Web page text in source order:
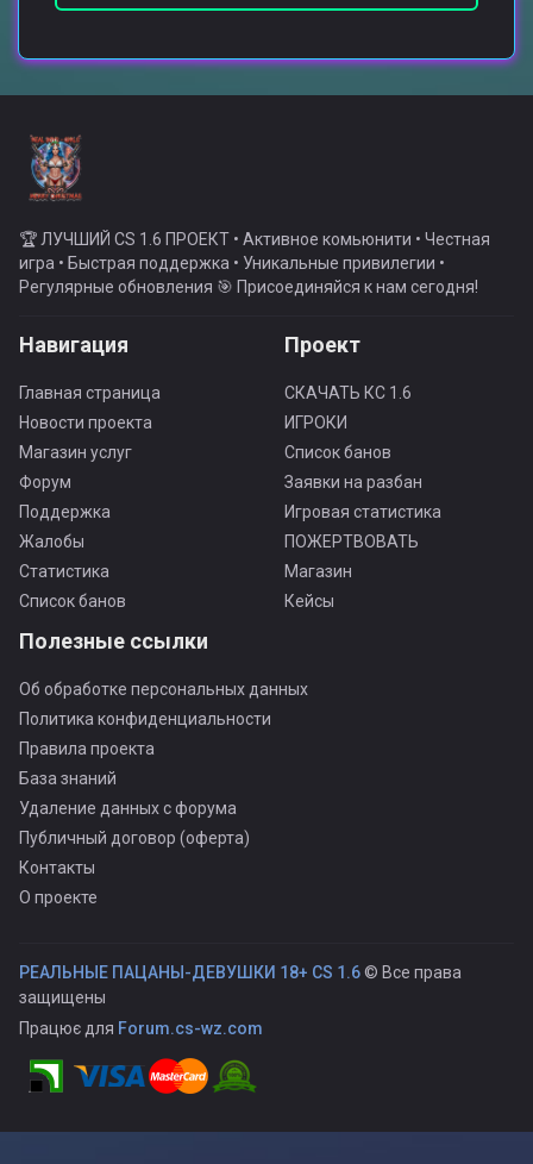
🏆 ЛУЧШИЙ CS 1.6 ПРОЕКТ • Активное комьюнити • Честная
игра • Быстрая поддержка • Уникальные привилегии •
Регулярные обновления 🎯 Присоединяйся к нам сегодня!
Навигация
Главная страница
Новости проекта
Магазин услуг
Форум
Поддержка
Жалобы
Статистика
Список банов
Проект
СКАЧАТЬ КС 1.6
ИГРОКИ
Список банов
Заявки на разбан
Игровая статистика
ПОЖЕРТВОВАТЬ
Магазин
Кейсы
Полезные ссылки
Об обработке персональных данных
Политика конфиденциальности
Правила проекта
База знаний
Удаление данных с форума
Публичный договор (оферта)
Контакты
О проекте
РЕАЛЬНЫЕ ПАЦАНЫ-ДЕВУШКИ 18+ CS 1.6© Все права
защищены
Працює для Forum.cs-wz.com